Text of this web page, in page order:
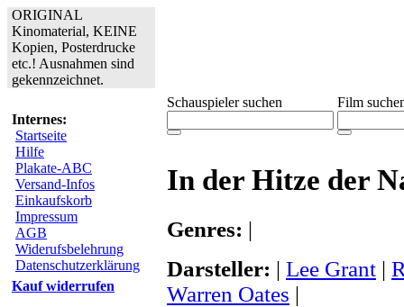
ORIGINAL
Kinomaterial, KEINE
Kopien, Posterdrucke
etc.! Ausnahmen sind
gekennzeichnet.
Internes:
Startseite
Hilfe
Plakate-ABC
Versand-Infos
Einkaufskorb
Impressum
AGB
Widerufsbelehrung
Datenschutzerklärung
Kauf widerrufen
Schauspieler suchen Film
In der Hitze der
Genres: |
Darsteller: | Lee Grant |
Warren Oates |